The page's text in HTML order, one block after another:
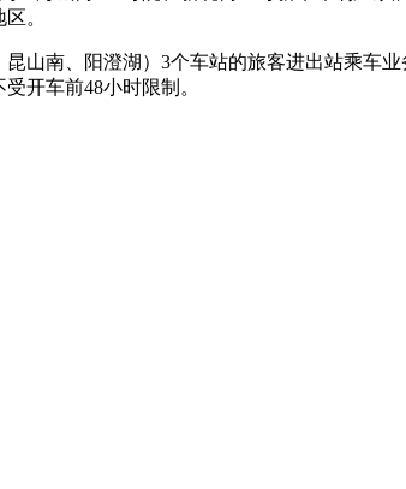
。
山南、阳澄湖）3个车站的旅客进出站乘车
开车前48小时限制。